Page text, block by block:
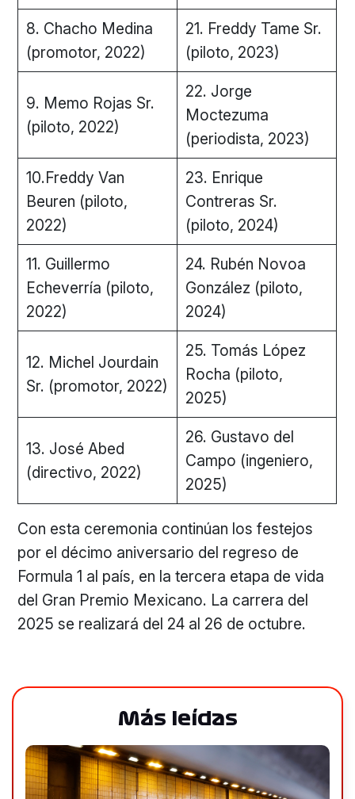
8. Chacho Medina
(promotor, 2022)
21. Freddy Tame Sr.
(piloto, 2023)
9. Memo Rojas Sr.
(piloto, 2022)
22. Jorge
Moctezuma
(periodista, 2023)
10.Freddy Van
Beuren (piloto,
2022)
23. Enrique
Contreras Sr.
(piloto, 2024)
11. Guillermo
Echeverría (piloto,
2022)
24. Rubén Novoa
González (piloto,
2024)
12. Michel Jourdain
Sr. (promotor, 2022)
25. Tomás López
Rocha (piloto,
2025)
13. José Abed
(directivo, 2022)
26. Gustavo del
Campo (ingeniero,
2025)
Con esta ceremonia continúan los festejos
por el décimo aniversario del regreso de
Formula 1 al país, en la tercera etapa de vida
del Gran Premio Mexicano. La carrera del
2025 se realizará del 24 al 26 de octubre.
Más leídas